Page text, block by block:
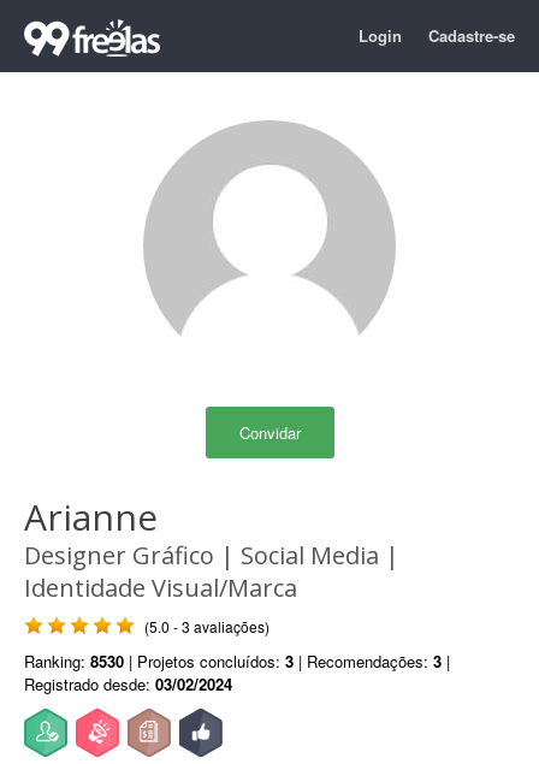
Login Cadastre-se
Convidar
Arianne
Designer Gráfico | Social Media |
Identidade Visual/Marca
(5.0 - 3 avaliações)
Ranking: 8530 | Projetos concluídos: 3 | Recomendações: 3 |
Registrado desde: 03/02/2024